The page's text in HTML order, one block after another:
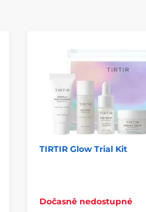
TIRTIR Glow Trial Kit
Dočasně nedostupné